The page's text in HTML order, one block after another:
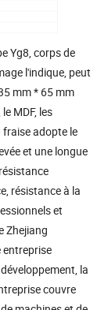
Yg8, corps de
l'indique, peut
mm * 65 mm
MDF, les
fraise adopte le
et une longue
résistance à la
et
Zhejiang
entreprise
la
couvre